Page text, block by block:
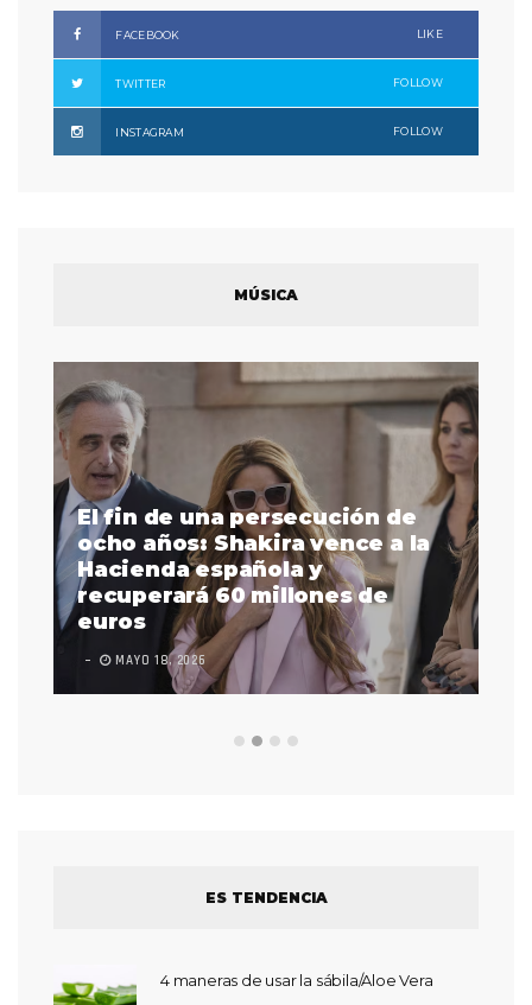
FACEBOOK LIKE
TWITTER FOLLOW
INSTAGRAM FOLLOW
MÚSICA
El fin de una persecución de
ocho años: Shakira vence a la
Hacienda española y
recuperará 60 millones de
euros
MAYO 18, 2026
ES TENDENCIA
4 maneras de usar la sábila/Aloe Vera